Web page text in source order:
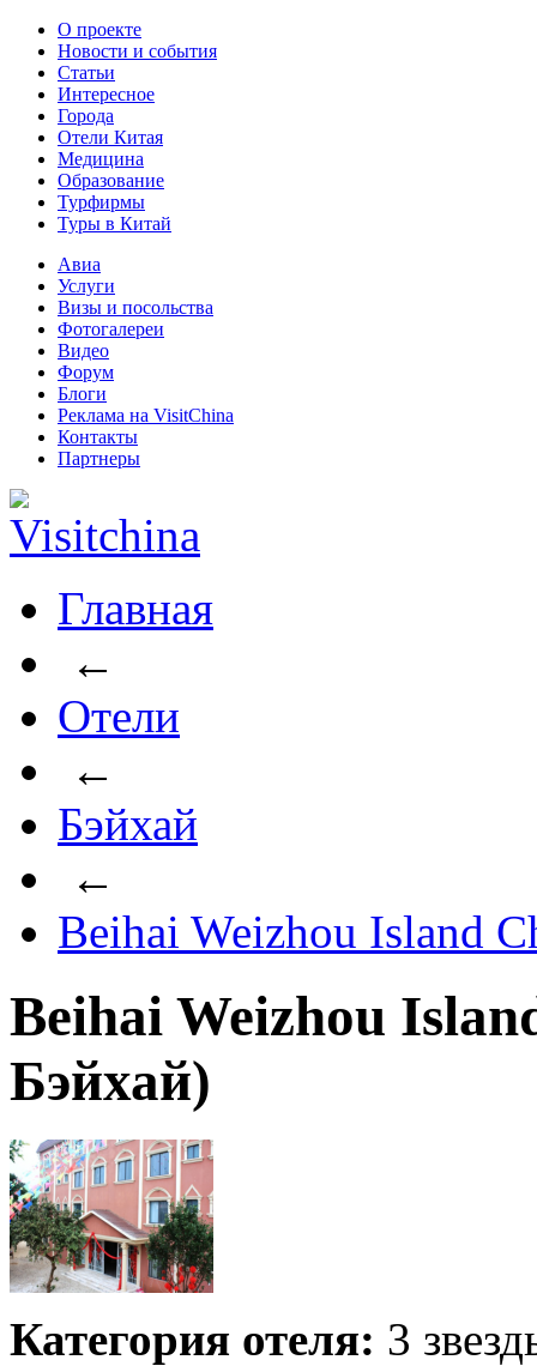
О проекте
Новости и события
Статьи
Интересное
Города
Отели Китая
Медицина
Образование
Турфирмы
Туры в Китай
Авиа
Услуги
Визы и посольства
Фотогалереи
Видео
Форум
Блоги
Реклама на VisitChina
Контакты
Партнеры
Главная
←
Отели
←
Бэйхай
←
Beihai Weizhou Island
Beihai Weizhou
Бэйхай)
Категория отеля: 3